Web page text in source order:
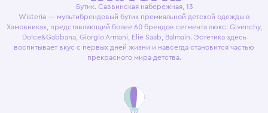
Бутик. Саввинская набережная, 13
Wisteria — мультибрендовый бутик премиальной детской одежды в
Хамовниках, представляющий более 60 брендов сегмента люкс: Givenchy,
Dolce&Gabbana, Giorgio Armani, Elie Saab, Balmain. Эстетика здесь
воспитывает вкус с первых дней жизни и навсегда становится частью
прекрасного мира детства.